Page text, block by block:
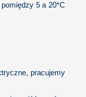
5 a 20*C
pracujemy